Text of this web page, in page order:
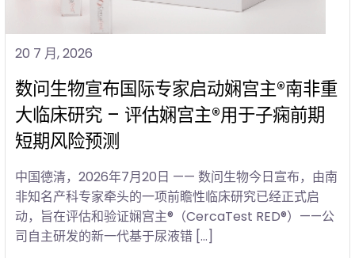
20 7 月, 2026
数问生物宣布国际专家启动娴宫主®南非重
大临床研究 – 评估娴宫主®用于子痫前期
短期风险预测
中国德清，2026年7月20日 —— 数问生物今日宣布，由南
非知名产科专家牵头的一项前瞻性临床研究已经正式启
动，旨在评估和验证娴宫主®（CercaTest RED®）——公
司自主研发的新一代基于尿液错 […]